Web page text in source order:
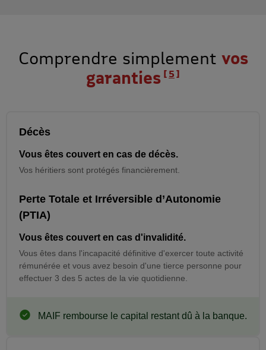
Comprendre simplement vos
garanties
5
Décès
Vous êtes couvert en cas de décès.
Vos héritiers sont protégés financièrement.
Perte Totale et Irréversible d’Autonomie
(PTIA)
Vous êtes couvert en cas d'invalidité.
Vous êtes dans l'incapacité définitive d'exercer toute activité
rémunérée et vous avez besoin d'une tierce personne pour
effectuer 3 des 5 actes de la vie quotidienne.
Information
MAIF rembourse le capital restant dû à la banque.